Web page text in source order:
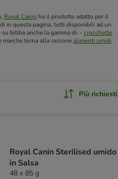
Royal Canin ha il prodotto adatto per il
in questa pagina, tutti disponibili ad un
bitiba anche la gamma di: - crocchette
marche torna alla sezionealimenti umidi
Più richiesti
Royal Canin Sterilised umido
in Salsa
48 x 85 g